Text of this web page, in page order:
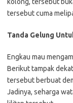
tersebut cuma
Tanda Gelung
Engkau mau
Berikut tampak
tersebut berbuat
Jadinya, seharga